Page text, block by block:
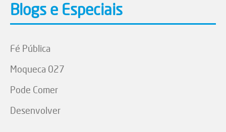
Blogs e Especiais
Fé Pública
Moqueca 027
Pode Comer
Desenvolver